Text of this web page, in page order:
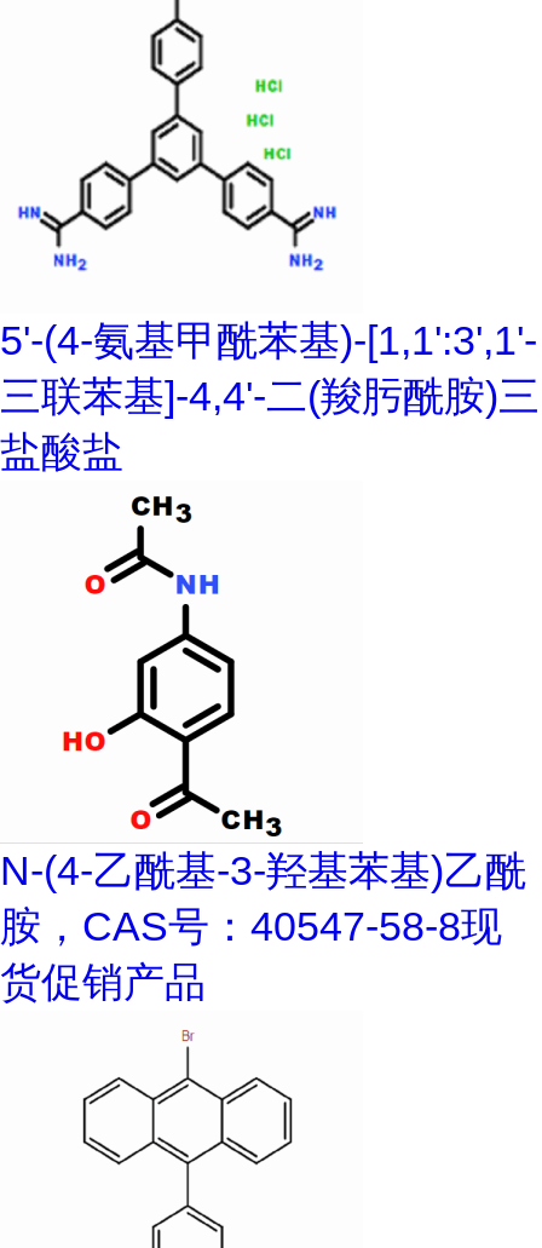
5'-(4-氨基甲酰苯基)-[1,1':3',1'-
三联苯基]-4,4'-二(羧肟酰胺)三
盐酸盐
N-(4-乙酰基-3-羟基苯基)乙酰
胺，CAS号：40547-58-8现
货促销产品